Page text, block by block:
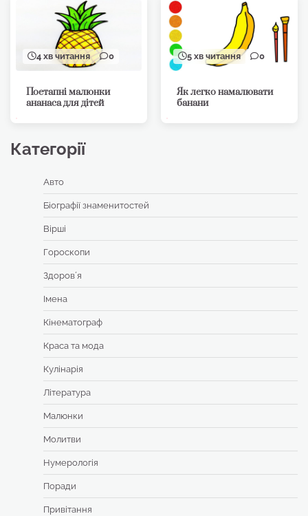
4 хв читання 0
Поетапні малюнки
ананаса для дітей
5 хв читання 0
Як легко намалювати
банани
Категорії
Авто
Біографії знаменитостей
Вірші
Гороскопи
Здоровʼя
Імена
Кінематограф
Краса та мода
Кулінарія
Література
Малюнки
Молитви
Нумерологія
Поради
Привітання